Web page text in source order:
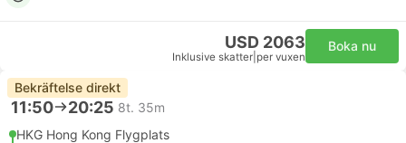
USD 2063
Inklusive skatter per vuxen
Boka nu
Bekräftelse direkt
11:50 20:25 8t. 35m
HKG Hong Kong Flygplats